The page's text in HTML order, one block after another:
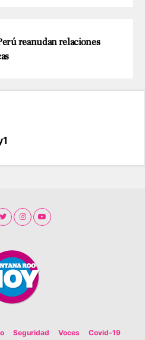
reanudan relaciones
Seguridad Voces Covid-19